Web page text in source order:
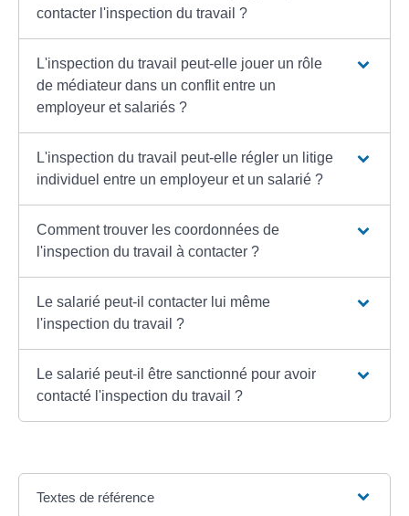
contacter l'inspection du travail ?
L'inspection du travail peut-elle jouer un rôle
de médiateur dans un conflit entre un
employeur et salariés ?
L'inspection du travail peut-elle régler un litige
individuel entre un employeur et un salarié ?
Comment trouver les coordonnées de
l'inspection du travail à contacter ?
Le salarié peut-il contacter lui même
l'inspection du travail ?
Le salarié peut-il être sanctionné pour avoir
contacté l'inspection du travail ?
Textes de référence